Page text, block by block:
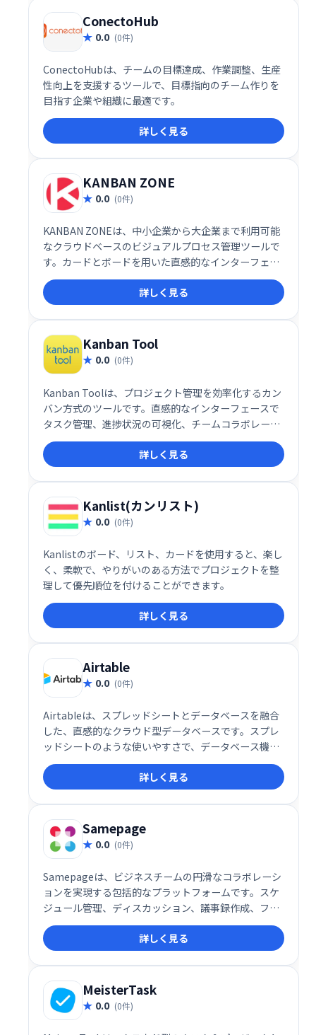
ConectoHub
0.0 (0件)
ConectoHubは、チームの目標達成、作業調整、生産
性向上を支援するツールで、目標指向のチーム作りを
目指す企業や組織に最適です。
詳しく見る
KANBAN ZONE
0.0 (0件)
KANBAN ZONEは、中小企業から大企業まで利用可能
なクラウドベースのビジュアルプロセス管理ツールで
す。カードとボードを用いた直感的なインターフェー
スで、プロジェクトやタスクの管理、コラボレーショ
ン、優先順位付け、ワークフローの最適化を支援しま
す。インタラクティブなシステムにより、チーム全体
での効率的な作業を実現し、生産性向上に貢献しま
す。
詳しく見る
Kanban Tool
0.0 (0件)
Kanban Toolは、プロジェクト管理を効率化するカン
バン方式のツールです。直感的なインターフェースで
タスク管理、進捗状況の可視化、チームコラボレーシ
ョンをスムーズに行えます。柔軟なカスタマイズと豊
富な機能で、あらゆる規模のプロジェクトに対応しま
す。効率的なワークフロー構築と生産性向上を実現
し、ビジネスの成長をサポートします。
詳しく見る
Kanlist(カンリスト)
0.0 (0件)
Kanlistのボード、リスト、カードを使用すると、楽し
く、柔軟で、やりがいのある方法でプロジェクトを整
理して優先順位を付けることができます。
詳しく見る
Airtable
0.0 (0件)
Airtableは、スプレッドシートとデータベースを融合
した、直感的なクラウド型データベースです。スプレ
ッドシートのような使いやすさで、データベース機能
を備え、チームでの共同作業もスムーズに行えます。
様々なアプリとの連携も可能で、業務効率化に最適な
ツールです。初心者にもおすすめで、手軽にデータベ
ースを活用したい方におすすめです。
詳しく見る
Samepage
0.0 (0件)
Samepageは、ビジネスチームの円滑なコラボレーシ
ョンを実現する包括的なプラットフォームです。スケ
ジュール管理、ディスカッション、議事録作成、ファ
イル共有、インスタントメッセージ、タスク管理な
ど、チームワークに必要な機能を一つに集約。情報の
一元化による効率化と、スムーズなコミュニケーショ
ン促進で、生産性向上をサポートします。単一のプラ
ットフォームでチームワークを強化し、ビジネスの成
功に貢献します。
詳しく見る
MeisterTask
0.0 (0件)